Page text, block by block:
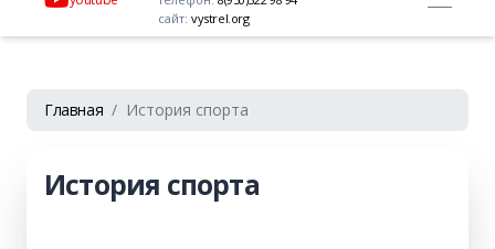
сайт: vystrel.org
Главная История спорта
История спорта